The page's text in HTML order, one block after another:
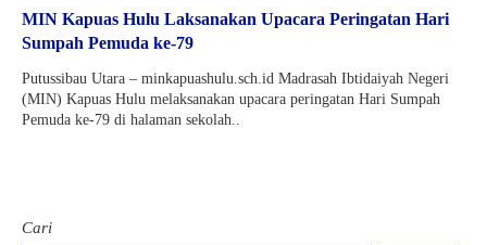
MIN Kapuas Hulu Laksanakan Upacara Peringatan Hari
Sumpah Pemuda ke-79
Putussibau Utara – minkapuashulu.sch.id Madrasah Ibtidaiyah Negeri
(MIN) Kapuas Hulu melaksanakan upacara peringatan Hari Sumpah
Pemuda ke-79 di halaman sekolah..
Cari